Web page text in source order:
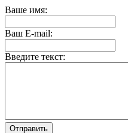
Ваше имя:
Ваш E-mail:
Введите текст: